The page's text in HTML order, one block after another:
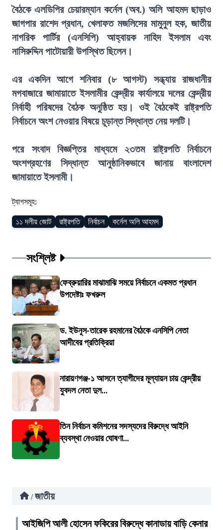
বৈঠকে এলডিপির চেয়ারম্যান কর্নেল (অব.) অলি আহমদ ছাড়াও
জাগপার রাশেদ প্রধান, খেলাফত মজলিসের মামুনুল হক, জাতীয়
নাগরিক পার্টির (এনসিপি) আহ্বায়ক নাহিদ ইসলাম এবং
নাসিরুদ্দিন পাটোয়ারী উপস্থিত ছিলেন।
এর একদিন আগে শনিবার (৮ আগস্ট) সন্ধ্যায় রাজধানীর
মগবাজারে জামায়াতে ইসলামীর কেন্দ্রীয় কার্যালয়ে দলের কেন্দ্রীয়
নির্বাহী পরিষদের বৈঠক অনুষ্ঠিত হয়। ওই বৈঠকেই রাষ্ট্রপতি
নির্বাচনে অংশ নেওয়ার বিষয়ে চূড়ান্ত সিদ্ধান্ত নেয় দলটি।
পরে সংবাদ বিজ্ঞপ্তির মাধ্যমে ২৩তম রাষ্ট্রপতি নির্বাচনে
অংশগ্রহণের সিদ্ধান্ত আনুষ্ঠানিকভাবে জানায় বাংলাদেশ
জামায়াতে ইসলামী।
ট্যাগসমূহ:
১১ দলীয় জোট রাষ্ট্রপতি নির্বাচন কর্নেল অলি আহমদ
সংশ্লিষ্ট
ফেব্রুয়ারির মাঝামাঝি সময়ে নির্বাচনে একমত প্রধান
উপদেষ্টাঃ ফখরুল
ড. ইউনূস-তারেক রহমানের বৈঠকে এনসিপি নেতা
আদীবের প্রতিক্রিয়া
নারায়ণগঞ্জ-১ আসনে ত্যাগীদের মূল্যায়ন চায় কেন্দ্রীয়
যুবদল নেতা দুল...
তিন নির্বাচন কমিশনের সদস্যদের বিরুদ্ধে আইনি
ব্যবস্থা নেওয়ার ঘোষণা...
/ জাতীয়
আইজিপি আলী হোসেন ফকিরের বিরুদ্ধে কানাডায় বাড়ি কেনার